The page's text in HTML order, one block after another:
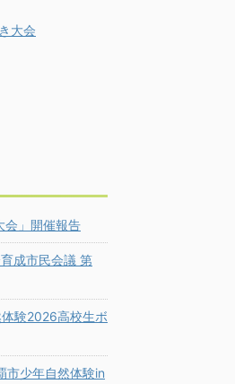
大会
会」開催報告
成市民会議 第
体験2026高校生ボ
市少年自然体験in